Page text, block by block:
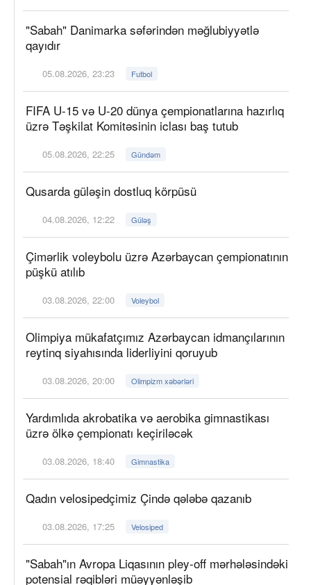
"Sabah" Danimarka səfərindən məğlubiyyətlə
qayıdır
05.08.2026, 23:23 Futbol
FIFA U-15 və U-20 dünya çempionatlarına hazırlıq
üzrə Təşkilat Komitəsinin iclası baş tutub
05.08.2026, 22:25 Gündəm
Qusarda güləşin dostluq körpüsü
04.08.2026, 12:22 Güləş
Çimərlik voleybolu üzrə Azərbaycan çempionatının
püşkü atılıb
03.08.2026, 22:00 Voleybol
Olimpiya mükafatçımız Azərbaycan idmançılarının
reytinq siyahısında liderliyini qoruyub
03.08.2026, 20:00 Olimpizm xəbərləri
Yardımlıda akrobatika və aerobika gimnastikası
üzrə ölkə çempionatı keçiriləcək
03.08.2026, 18:40 Gimnastika
Qadın velosipedçimiz Çində qələbə qazanıb
03.08.2026, 17:25 Velosiped
"Sabah"ın Avropa Liqasının pley-off mərhələsindəki
potensial rəqibləri müəyyənləşib